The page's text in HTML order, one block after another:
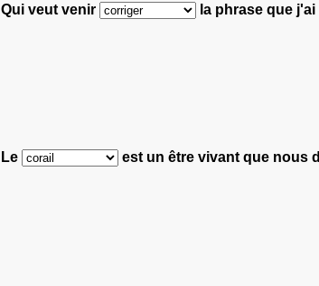
Qui veut venir la phrase que
Le est un être vivant que nous